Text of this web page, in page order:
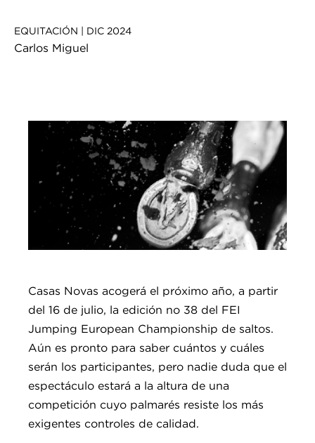
EQUITACIÓN DIC 2024
Carlos Miguel
Casas Novas acogerá el próximo año, a partir
del 16 de julio, la edición no 38 del FEI
Jumping European Championship de saltos.
Aún es pronto para saber cuántos y cuáles
serán los participantes, pero nadie duda que el
espectáculo estará a la altura de una
competición cuyo palmarés resiste los más
exigentes controles de calidad.